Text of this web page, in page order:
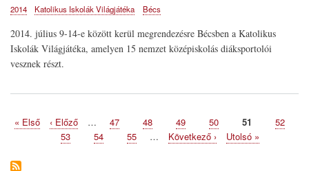
2014 Katolikus Iskolák Világjátéka Bécs
2014. július 9-14-e között kerül megrendezésre Bécsben a Katolikus
Iskolák Világjátéka, amelyen 15 nemzet középiskolás diáksportolói
vesznek részt.
Oldalszámozás
Első
« Első
Előző
oldal
‹ Előző … Page
47 Page
48 Page
49 Page
50 Page
51 Page
52
Page
53 Page
54 Page
55 …
Következő
Következő ›
Utolsó
Utolsó »